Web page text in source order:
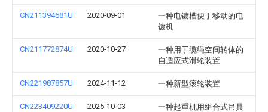
CN211394681U 2020-09-01
一种电镀槽便于移动的电
镀机
CN211772874U 2020-10-27
一种用于缆绳空间转体的
自适应式滑轮装置
CN221987857U 2024-11-12 一种新型滚轮装置
CN223409220U 2025-10-03 一种起重机用组合式吊具